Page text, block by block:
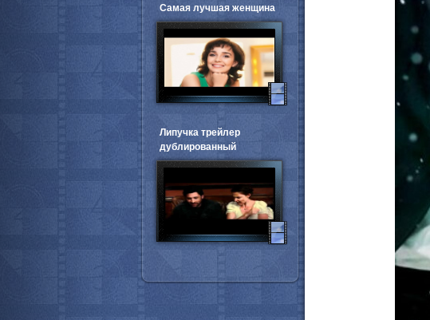
Самая лучшая женщина
Липучка трейлер
дублированный